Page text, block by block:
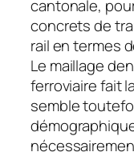
cantonale,
concrets de
rail en termes
Le maillage
ferroviaire fait
semble